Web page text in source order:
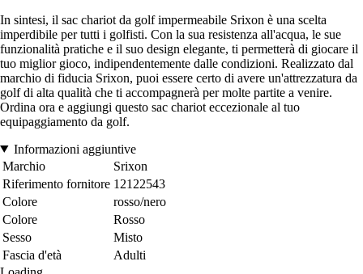
In sintesi, il sac chariot da golf impermeabile Srixon è una scelta
imperdibile per tutti i golfisti. Con la sua resistenza all'acqua, le sue
funzionalità pratiche e il suo design elegante, ti permetterà di giocare il
tuo miglior gioco, indipendentemente dalle condizioni. Realizzato dal
marchio di fiducia Srixon, puoi essere certo di avere un'attrezzatura da
golf di alta qualità che ti accompagnerà per molte partite a venire.
Ordina ora e aggiungi questo sac chariot eccezionale al tuo
equipaggiamento da golf.
Informazioni aggiuntive
Marchio
Srixon
Riferimento fornitore 12122543
Colore
rosso/nero
Colore
Rosso
Sesso
Misto
Fascia d'età
Adulti